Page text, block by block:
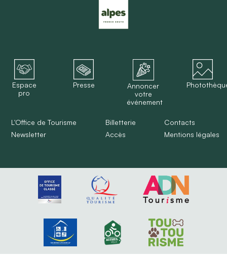
Espace
pro
Presse
Annoncer
votre
événement
L'Office de Tourisme
Newsletter
Billetterie
Accès
Contacts
Mentions légales